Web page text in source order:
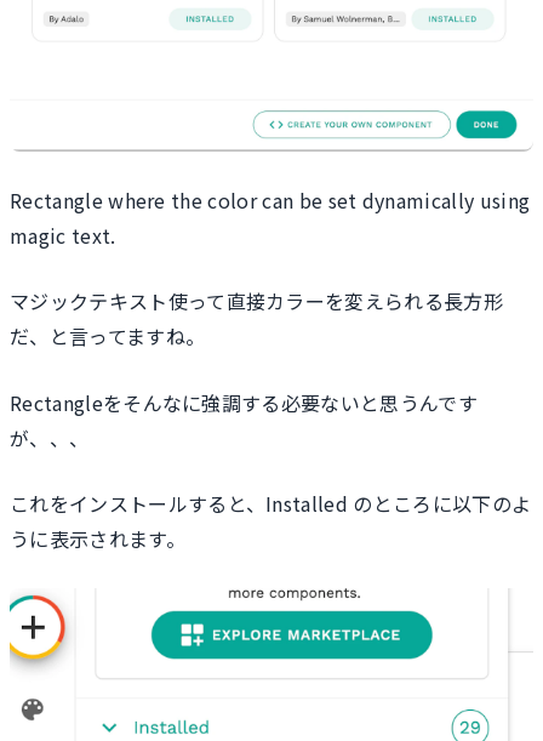
Rectangle where the color can be set dynamically using
magic text.
マジックテキスト使って直接カラーを変えられる長方形
だ、と言ってますね。
Rectangleをそんなに強調する必要ないと思うんです
が、、、
これをインストールすると、Installed のところに以下のよ
うに表示されます。